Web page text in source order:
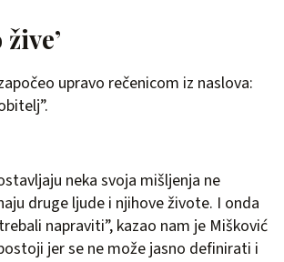
upravo rečenicom iz naslova:
neka svoja mišljenja ne
druge ljude i njihove živote. I onda
napraviti”, kazao nam je Mišković
jer se ne može jasno definirati i